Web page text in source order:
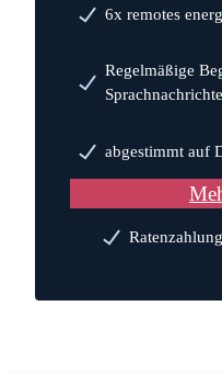
6x remotes
Regelmäßige
abgestimmt auf